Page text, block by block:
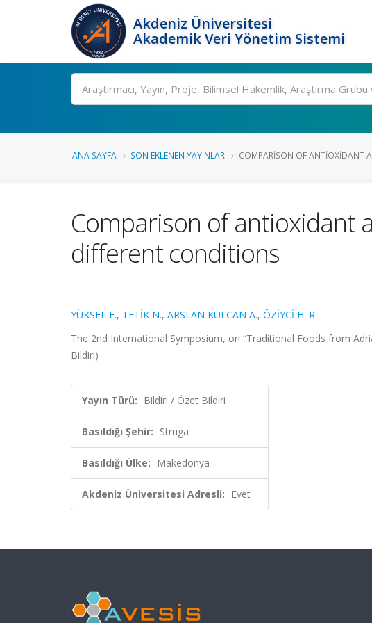
Akdeniz Üniversitesi
Akademik Veri Yönetim Sistemi
Ara
ANA SAYFA SON EKLENEN YAYINLAR COMPARISON OF ANTIOXIDANT
Comparison of antioxidant
different conditions
YÜKSEL E., TETİK N., ARSLAN KULCAN A., ÖZİYCİ H. R.
The 2nd International Symposium, on “Traditional Foods from
Bildiri)
Yayın Türü: Bildiri / Özet Bildiri
Basıldığı Şehir: Struga
Basıldığı Ülke: Makedonya
Akdeniz Üniversitesi Adresli: Evet